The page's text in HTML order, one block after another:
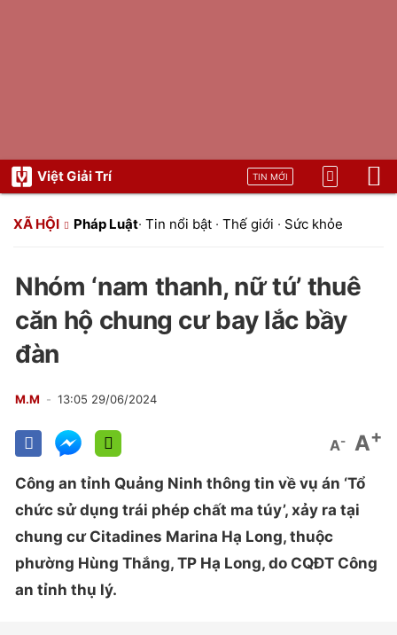
Việt Giải Trí TIN MỚI
XÃ HỘI Pháp Luật· Tin nổi bật · Thế giới · Sức khỏe
Nhóm ‘nam thanh, nữ tú’ thuê
căn hộ chung cư bay lắc bầy
đàn
M.M 13:05 29/06/2024
A- A+
Công an tỉnh Quảng Ninh thông tin về vụ án ‘Tổ
chức sử dụng trái phép chất ma túy’, xảy ra tại
chung cư Citadines Marina Hạ Long, thuộc
phường Hùng Thắng, TP Hạ Long, do CQĐT Công
an tỉnh thụ lý.